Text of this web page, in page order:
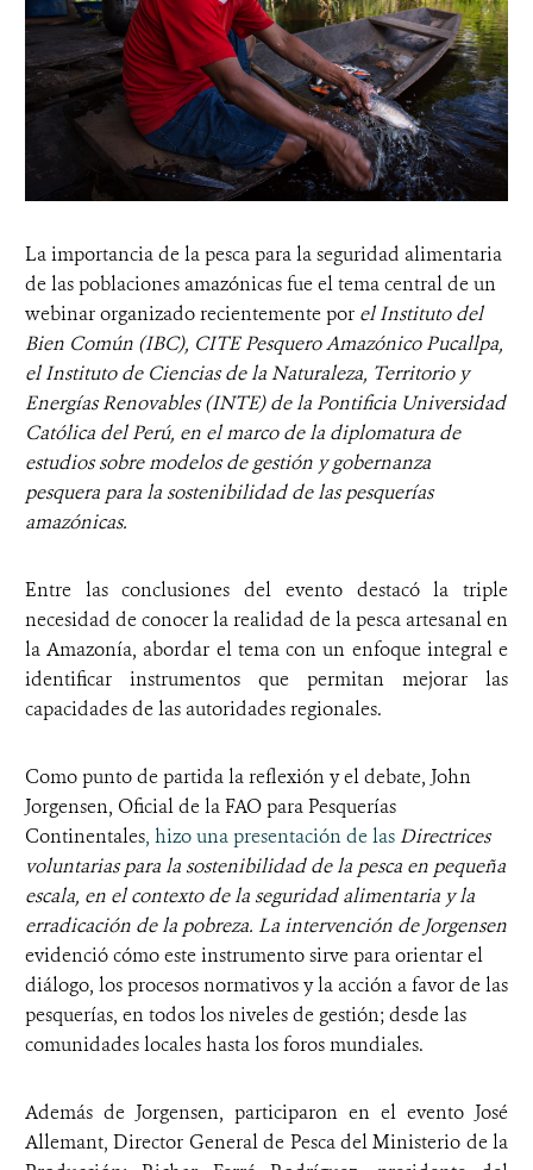
La importancia de la pesca para la seguridad alimentaria
de las poblaciones amazónicas fue el tema central de un
webinar organizado recientemente por el Instituto del
Bien Común (IBC), CITE Pesquero Amazónico Pucallpa,
el Instituto de Ciencias de la Naturaleza, Territorio y
Energías Renovables (INTE) de la Pontificia Universidad
Católica del Perú, en el marco de la diplomatura de
estudios sobre modelos de gestión y gobernanza
pesquera para la sostenibilidad de las pesquerías
amazónicas.
Entre las conclusiones del evento destacó la triple
necesidad de conocer la realidad de la pesca artesanal en
la Amazonía, abordar el tema con un enfoque integral e
identificar instrumentos que permitan mejorar las
capacidades de las autoridades regionales.
Como punto de partida la reflexión y el debate, John
Jorgensen, Oficial de la FAO para Pesquerías
Continentales, hizo una presentación de las Directrices
voluntarias para la sostenibilidad de la pesca en pequeña
escala, en el contexto de la seguridad alimentaria y la
erradicación de la pobreza. La intervención de Jorgensen
evidenció cómo este instrumento sirve para orientar el
diálogo, los procesos normativos y la acción a favor de las
pesquerías, en todos los niveles de gestión; desde las
comunidades locales hasta los foros mundiales.
Además de Jorgensen, participaron en el evento José
Allemant, Director General de Pesca del Ministerio de la